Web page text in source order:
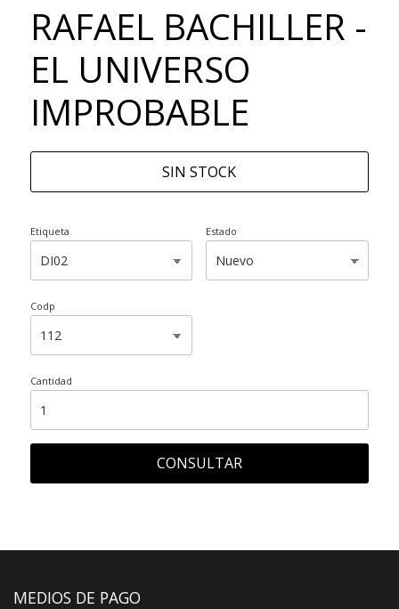
RAFAEL BACHILLER -
EL UNIVERSO
IMPROBABLE
SIN STOCK
Etiqueta Estado
Codp
Cantidad
CONSULTAR
MEDIOS DE PAGO